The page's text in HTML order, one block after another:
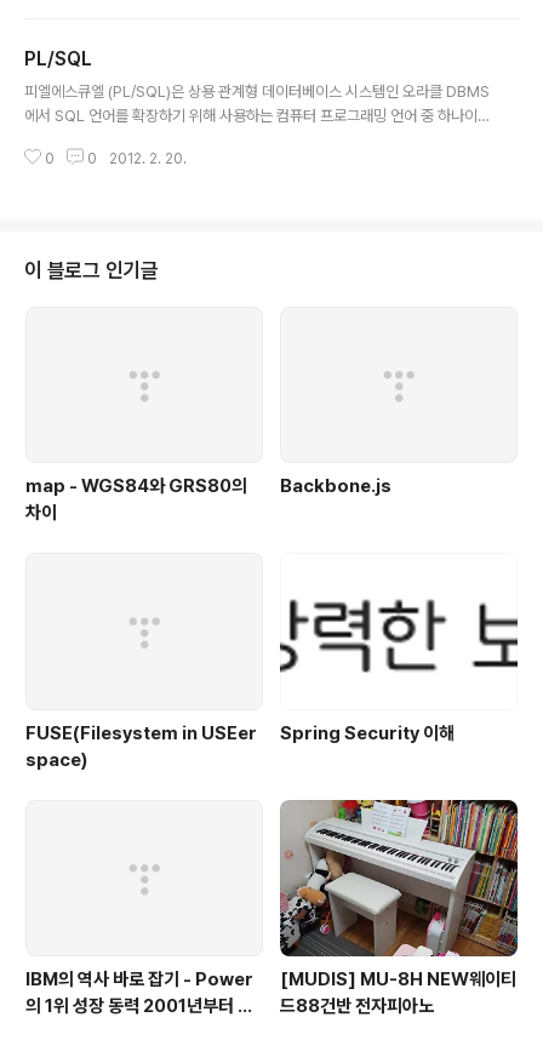
했다 시작 startup restrict -- 일반 사용자 접근 금지 상태로 DB 시작 -- 단
계별 시작 $ sqlplus "sys..
PL/SQL
피엘에스큐엘 (PL/SQL)은 상용 관계형 데이터베이스 시스템인 오라클 DBMS
에서 SQL 언어를 확장하기 위해 사용하는 컴퓨터 프로그래밍 언어 중 하나이
내부에서 SQL 명령문만으로 처리하기에는 복잡한 자료의 저장이나 프로시저
라클의 관계형 데이터베이스 (RDBMS)에서만 사용된다는 점이다. PL/SQL의
구조는 에이다 (Ada)의 본떠 만들어졌다고 알려져 있으며, 얼핏 보면 그 구조가
0 0 2012. 2. 20.
이 블로그 인기글
map - WGS84와 GRS80의
차이
Backbone.js
FUSE(Filesystem in USEer
space)
Spring Security 이해
IBM의 역사 바로 잡기 - Power
의 1위 성장 동력 2001년부터 가
[MUDIS] MU-8H NEW웨이티
드88건반 전자피아노